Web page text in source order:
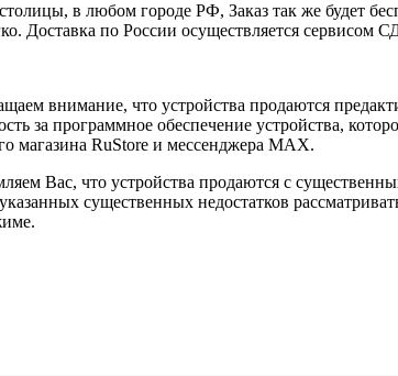
в любом городе РФ, Заказ так же будет
Доставка по России осуществляется сервисом
внимание, что устройства продаются
за программное обеспечение устройства,
магазина RuStore и мессенджера MAX.
Вас, что устройства продаются с
существенных недостатков